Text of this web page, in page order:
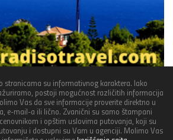
stranicama su informativnog karaktera. Iako
postoji mogućnost različitih informacija
Vas da sve informacije proverite direktno u
e-mail-a ili lično. Zvanični su samo štampani
i opštim uslovima putovanja, koji su
i dostupni su Vam u agenciji. Molimo Vas